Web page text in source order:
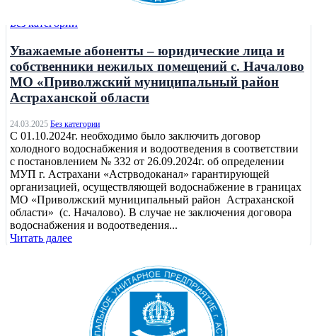
Без категории
Уважаемые абоненты – юридические лица и
собственники нежилых помещений с. Началово
МО «Приволжский муниципальный район
Астраханской области
24.03.2025 Без категории
С 01.10.2024г. необходимо было заключить договор
холодного водоснабжения и водоотведения в соответствии
с постановлением № 332 от 26.09.2024г. об определении
МУП г. Астрахани «Астрводоканал» гарантирующей
организацией, осуществляющей водоснабжение в границах
МО «Приволжский муниципальный район Астраханской
области» (с. Началово). В случае не заключения договора
водоснабжения и водоотведения...
Читать далее